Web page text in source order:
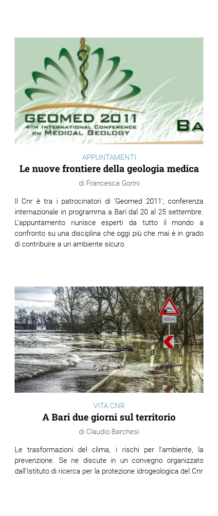
APPUNTAMENTI
Le nuove frontiere della geologia medica
Francesca Gorini
Il Cnr è tra i patrocinatori di ‘Geomed 2011', conferenza
internazionale in programma a Bari dal 20 al 25 settembre.
L'appuntamento riunisce esperti da tutto il mondo a
confronto su una disciplina che oggi più che mai è in grado
di contribuire a un ambiente sicuro
VITA CNR
A Bari due giorni sul territorio
Claudio Barchesi
Le trasformazioni del clima, i rischi per l'ambiente, la
prevenzione. Se ne discute in un convegno organizzato
dall'Istituto di ricerca per la protezione idrogeologica del Cnr